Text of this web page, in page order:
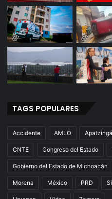
TAGS POPULARES
Accidente AMLO
CNTE Congreso del Estado
Gobierno del Estado de Michoacán
Morena México PRD